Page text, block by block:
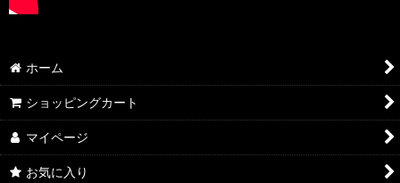
ホーム
ショッピングカート
マイページ
お気に入り